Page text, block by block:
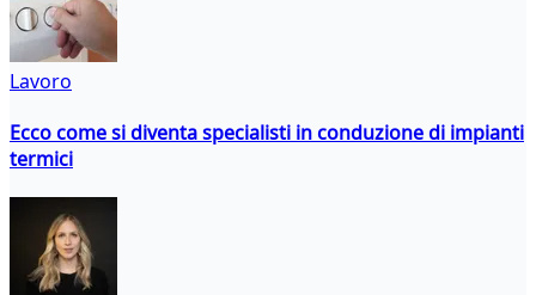
Lavoro
Ecco come si diventa specialisti in conduzione di impianti
termici